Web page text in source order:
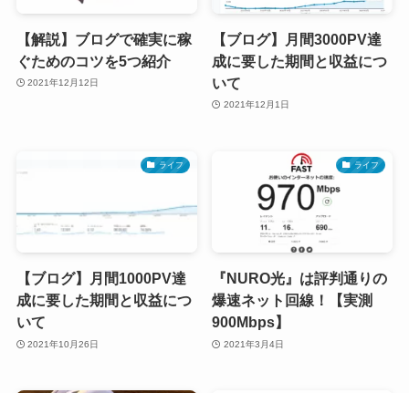
【解説】ブログで確実に稼
ぐためのコツを5つ紹介
2021年12月12日
【ブログ】月間3000PV達
成に要した期間と収益につ
いて
2021年12月1日
ライフ
【ブログ】月間1000PV達
成に要した期間と収益につ
いて
2021年10月26日
ライフ
『NURO光』は評判通りの
爆速ネット回線！【実測
900Mbps】
2021年3月4日